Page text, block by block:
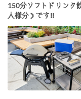
150分ソフトドリンク
人様分）です‼